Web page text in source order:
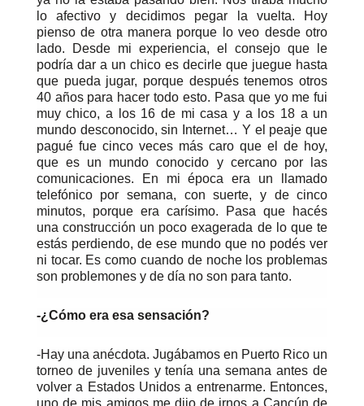
lo afectivo y decidimos pegar la vuelta. Hoy
pienso de otra manera porque lo veo desde otro
lado. Desde mi experiencia, el consejo que le
podría dar a un chico es decirle que juegue hasta
que pueda jugar, porque después tenemos otros
40 años para hacer todo esto. Pasa que yo me fui
muy chico, a los 16 de mi casa y a los 18 a un
mundo desconocido, sin Internet… Y el peaje que
pagué fue cinco veces más caro que el de hoy,
que es un mundo conocido y cercano por las
comunicaciones. En mi época era un llamado
telefónico por semana, con suerte, y de cinco
minutos, porque era carísimo. Pasa que hacés
una construcción un poco exagerada de lo que te
estás perdiendo, de ese mundo que no podés ver
ni tocar. Es como cuando de noche los problemas
son problemones y de día no son para tanto.
-¿Cómo era esa sensación?
-Hay una anécdota. Jugábamos en Puerto Rico un
torneo de juveniles y tenía una semana antes de
volver a Estados Unidos a entrenarme. Entonces,
uno de mis amigos me dijo de irnos a Cancún de